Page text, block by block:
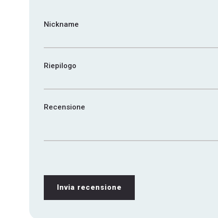
Nickname
Riepilogo
Recensione
Invia recensione